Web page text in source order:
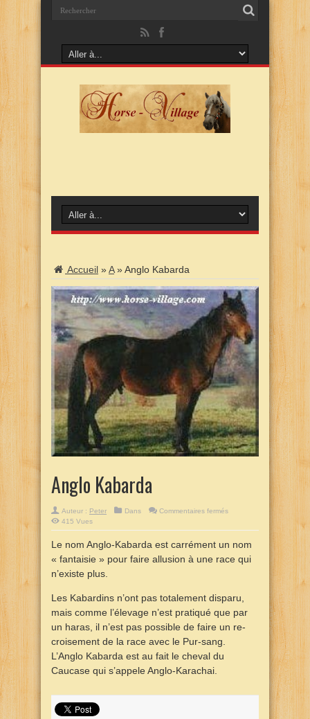
Accueil »A »Anglo Kabarda
Anglo Kabarda
Auteur : Peter Dans Commentaires fermés
415 Vues
Le nom Anglo-Kabarda est carrément un nom
« fantaisie » pour faire allusion à une race qui
n’existe plus.
Les Kabardins n’ont pas totalement disparu,
mais comme l’élevage n’est pratiqué que par
un haras, il n’est pas possible de faire un re-
croisement de la race avec le Pur-sang.
L’Anglo Kabarda est au fait le cheval du
Caucase qui s’appele Anglo-Karachai.